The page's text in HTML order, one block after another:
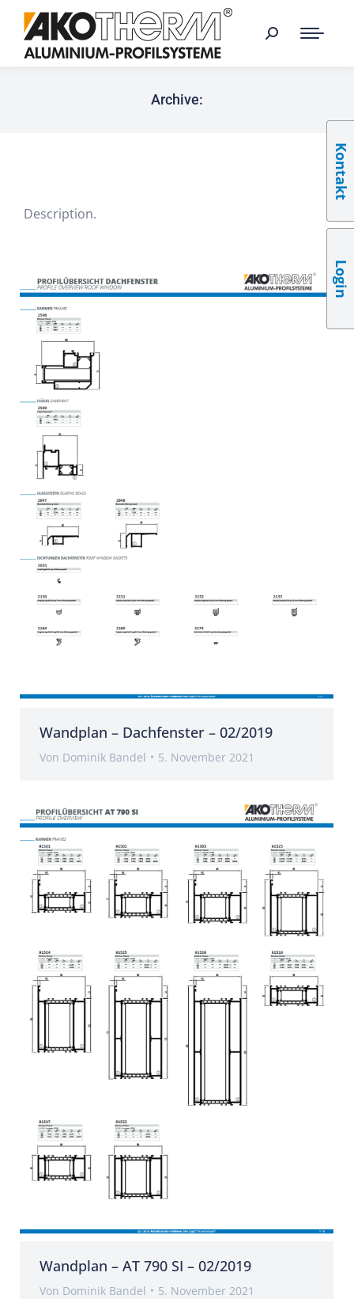
Archive:
Description.
Wandplan – Dachfenster – 02/2019
Von Dominik Bandel 5. November 2021
Wandplan – AT 790 SI – 02/2019
Von Dominik Bandel 5. November 2021
Kontakt
Login